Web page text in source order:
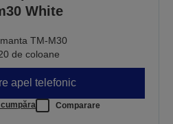
White
TM-M30
de coloane
apel telefonic
Comparare